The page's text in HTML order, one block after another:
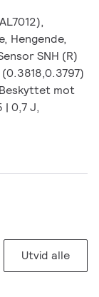
Hengende,
SNH (R)
Beskyttet mot
| 0,7 J,
Utvid alle